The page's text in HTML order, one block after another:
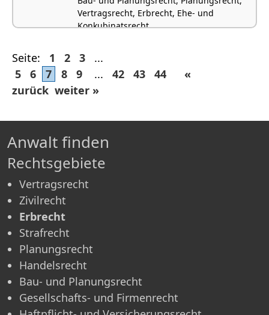
Vertragsrecht, Erbrecht, Ehe- und
Konkubinatsrecht
Seite: 1 2 3
...
5
6 7 8 9 ... 42 43 44
«
zurück weiter »
Anwalt finden
Rechtsgebiete
Vertragsrecht
Zivilrecht
Erbrecht
Strafrecht
Planungsrecht
Handelsrecht
Bau- und Planungsrecht
Gesellschafts- und Firmenrecht